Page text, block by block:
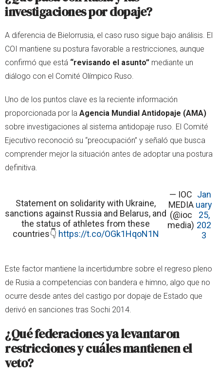
investigaciones por dopaje?
A diferencia de Bielorrusia, el caso ruso sigue bajo análisis. El
COI mantiene su postura favorable a restricciones, aunque
confirmó que está “revisando el asunto” mediante un
diálogo con el Comité Olímpico Ruso.
Uno de los puntos clave es la reciente información
proporcionada por la Agencia Mundial Antidopaje (AMA)
sobre investigaciones al sistema antidopaje ruso. El Comité
Ejecutivo reconoció su “preocupación” y señaló que busca
comprender mejor la situación antes de adoptar una postura
definitiva.
Statement on solidarity with Ukraine,
sanctions against Russia and Belarus, and
the status of athletes from these
countries👇 https://t.co/OGk1HqoN1N
— IOC
MEDIA
(@ioc
media)
Jan
uary
25,
202
3
Este factor mantiene la incertidumbre sobre el regreso pleno
de Rusia a competencias con bandera e himno, algo que no
ocurre desde antes del castigo por dopaje de Estado que
derivó en sanciones tras Sochi 2014.
¿Qué federaciones ya levantaron
restricciones y cuáles mantienen el
veto?